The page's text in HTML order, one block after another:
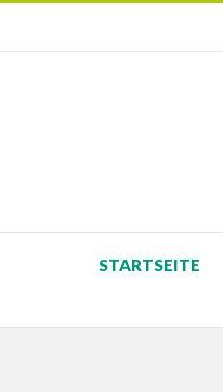
STARTSEITE